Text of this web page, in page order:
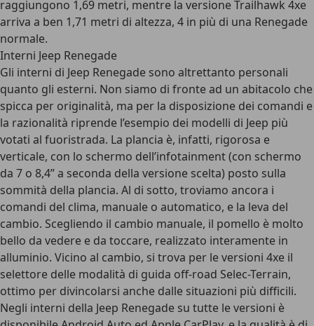
raggiungono 1,69 metri, mentre la versione Trailhawk 4xe
arriva a ben 1,71 metri di altezza, 4 in più di una Renegade
normale.
Interni Jeep Renegade
Gli interni di Jeep Renegade sono altrettanto personali
quanto gli esterni. Non siamo di fronte ad un abitacolo che
spicca per originalità, ma per la disposizione dei comandi e
la razionalità riprende l’esempio dei modelli di Jeep più
votati al fuoristrada. La plancia è, infatti, rigorosa e
verticale, con lo schermo dell’infotainment (con schermo
da 7 o 8,4” a seconda della versione scelta) posto sulla
sommità della plancia. Al di sotto, troviamo ancora i
comandi del clima, manuale o automatico, e la leva del
cambio. Scegliendo il cambio manuale, il pomello è molto
bello da vedere e da toccare, realizzato interamente in
alluminio. Vicino al cambio, si trova per le versioni 4xe il
selettore delle modalità di guida off-road Selec-Terrain,
ottimo per divincolarsi anche dalle situazioni più difficili.
Negli interni della Jeep Renegade su tutte le versioni è